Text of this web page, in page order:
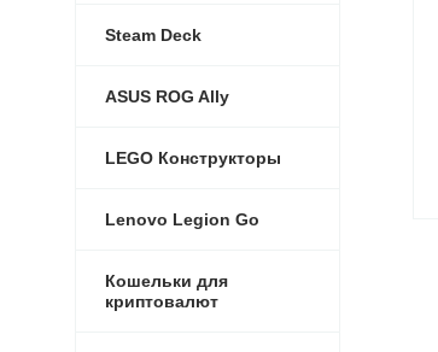
Steam Deck
ASUS ROG Ally
LEGO Конструкторы
Lenovo Legion Go
Кошельки для
криптовалют